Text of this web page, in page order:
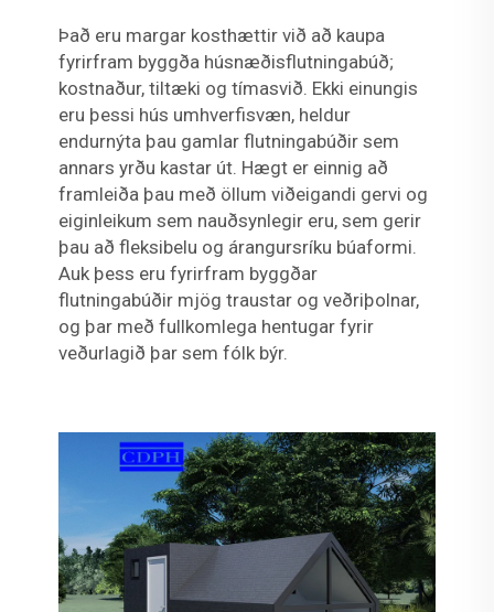
Það eru margar kosthættir við að kaupa
fyrirfram byggða húsnæðisflutningabúð;
kostnaður, tiltæki og tímasvið. Ekki einungis
eru þessi hús umhverfisvæn, heldur
endurnýta þau gamlar flutningabúðir sem
annars yrðu kastar út. Hægt er einnig að
framleiða þau með öllum viðeigandi gervi og
eiginleikum sem nauðsynlegir eru, sem gerir
þau að fleksibelu og árangursríku búaformi.
Auk þess eru fyrirfram byggðar
flutningabúðir mjög traustar og veðriþolnar,
og þar með fullkomlega hentugar fyrir
veðurlagið þar sem fólk býr.